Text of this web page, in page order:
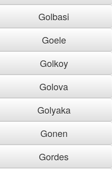
Golbasi
Goele
Golkoy
Golova
Golyaka
Gonen
Gordes